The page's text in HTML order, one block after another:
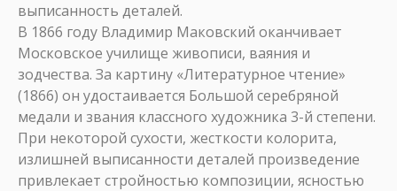
выписанность деталей.
В 1866 году Владимир Маковский оканчивает
Московское училище живописи, ваяния и
зодчества. За картину «Литературное чтение»
(1866) он удостаивается Большой серебряной
медали и звания классного художника 3-й степени.
При некоторой сухости, жесткости колорита,
излишней выписанности деталей произведение
привлекает стройностью композиции, ясностью